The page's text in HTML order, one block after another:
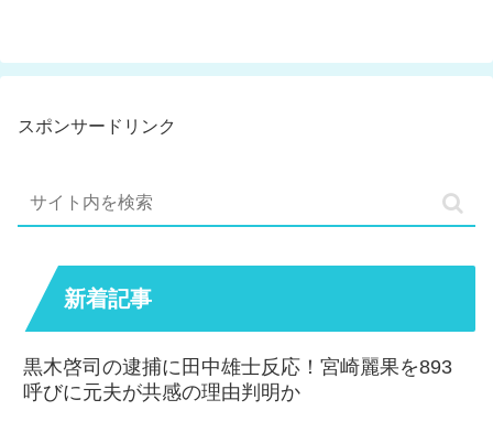
スポンサードリンク
新着記事
黒木啓司の逮捕に田中雄士反応！宮崎麗果を893
呼びに元夫が共感の理由判明か